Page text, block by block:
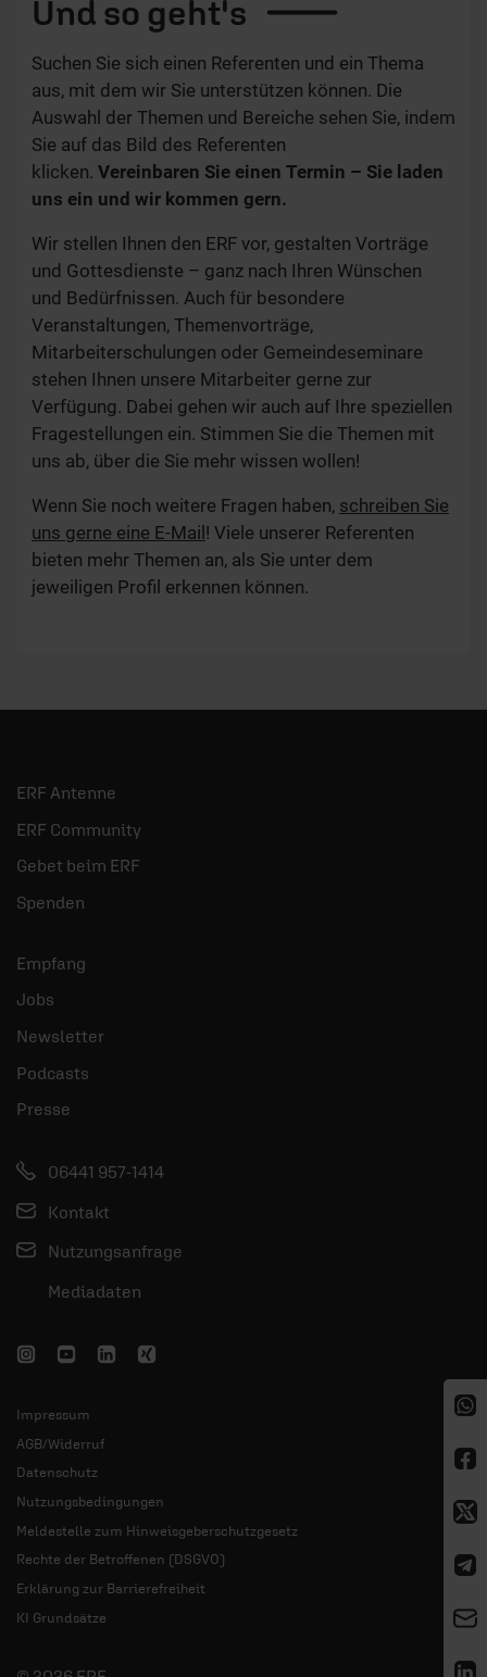
Und so geht's
Suchen Sie sich einen Referenten und ein Thema
aus, mit dem wir Sie unterstützen können. Die
Auswahl der Themen und Bereiche sehen Sie, indem
Sie auf das Bild des Referenten
klicken. Vereinbaren Sie einen Termin – Sie laden
uns ein und wir kommen gern.
Wir stellen Ihnen den ERF vor, gestalten Vorträge
und Gottesdienste – ganz nach Ihren Wünschen
und Bedürfnissen. Auch für besondere
Veranstaltungen, Themenvorträge,
Mitarbeiterschulungen oder Gemeindeseminare
stehen Ihnen unsere Mitarbeiter gerne zur
Verfügung. Dabei gehen wir auch auf Ihre speziellen
Fragestellungen ein. Stimmen Sie die Themen mit
uns ab, über die Sie mehr wissen wollen!
Wenn Sie noch weitere Fragen haben, schreiben Sie
uns gerne eine E-Mail ! Viele unserer Referenten
bieten mehr Themen an, als Sie unter dem
jeweiligen Profil erkennen können.
ERF Antenne
ERF Community
Gebet beim ERF
Spenden
Empfang
Jobs
Newsletter
Podcasts
Presse
06441 957-1414
Kontakt
Nutzungsanfrage
Mediadaten
Impressum
AGB/Widerruf
Datenschutz
Nutzungsbedingungen
Meldestelle zum Hinweisgeberschutzgesetz
Rechte der Betroffenen (DSGVO)
Erklärung zur Barrierefreiheit
KI Grundsätze